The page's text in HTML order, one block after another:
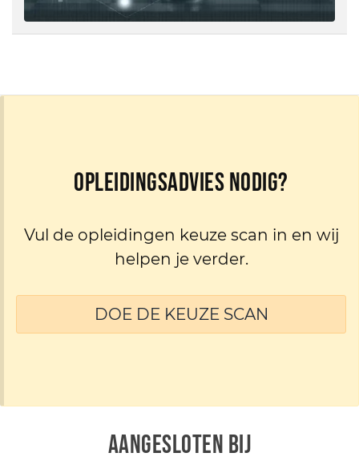
Opleidingsadvies nodig?
Vul de opleidingen keuze scan in en wij
helpen je verder.
DOE DE KEUZE SCAN
AANGESLOTEN BIJ